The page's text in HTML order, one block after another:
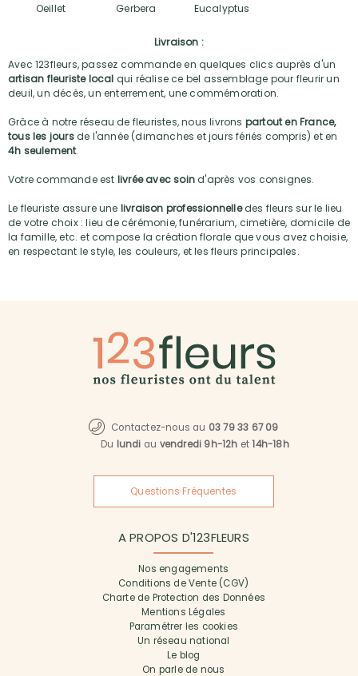
Oeillet Gerbera Eucalyptus
Livraison :
Avec 123fleurs, passez commande en quelques clics auprès d'un
artisan fleuriste local qui réalise ce bel assemblage pour fleurir un
deuil, un décès, un enterrement, une commémoration.
Grâce à notre réseau de fleuristes, nous livrons partout en France,
tous les joursde l'année (dimanches et jours fériés compris) et en
4h seulement.
Votre commande est livrée avec soind'après vos consignes.
Le fleuriste assure une livraison professionnelledes fleurs sur le lieu
de votre choix : lieu de cérémonie, funérarium, cimetière, domicile de
la famille, etc. et compose la création florale que vous avez choisie,
en respectant le style, les couleurs, et les fleurs principales.
Contactez-nous au 03 79 33 67 09
Du lundi au vendredi 9h-12h et14h-18h
Questions Fréquentes
A PROPOS D'123FLEURS
Nos engagements
Conditions de Vente (CGV)
Charte de Protection des Données
Mentions Légales
Paramétrer les cookies
Un réseau national
Le blog
On parle de nous